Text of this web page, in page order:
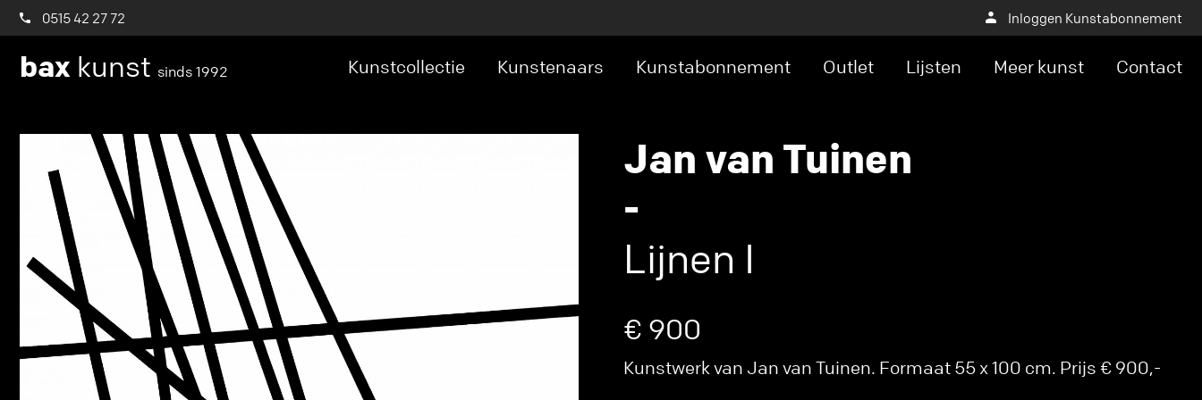
0515 42 27 72 Inloggen Kunstabonnement
bax kunst sinds 1992 Kunstcollectie Kunstenaars Kunstabonnement Outlet Lijsten Meer kunst Contact
Jan van Tuinen
-
Lijnen I
€ 900
Kunstwerk van Jan van Tuinen. Formaat 55 x 100 cm. Prijs € 900,-